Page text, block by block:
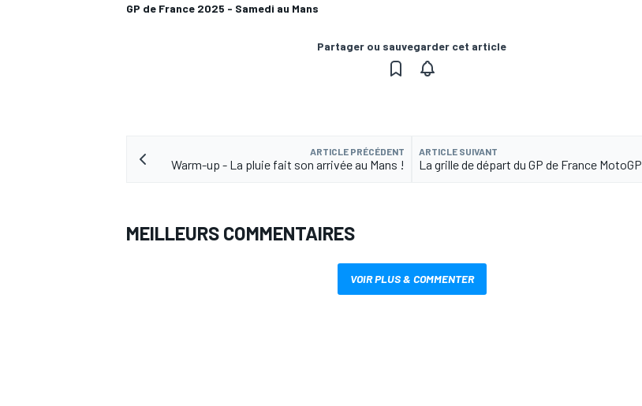
GP de France 2025 - Samedi au Mans
Partager ou sauvegarder cet article
ARTICLE PRÉCÉDENT
Warm-up - La pluie fait son arrivée au Mans !
ARTICLE SUIVANT
La grille de départ du GP de France MotoGP
MEILLEURS COMMENTAIRES
VOIR PLUS & COMMENTER